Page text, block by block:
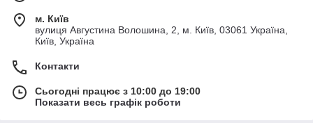
м. Київ
вулиця Августина Волошина, 2, м. Київ, 03061 Україна,
Київ, Україна
Контакти
Сьогодні працює з 10:00 до 19:00
Показати весь графік роботи